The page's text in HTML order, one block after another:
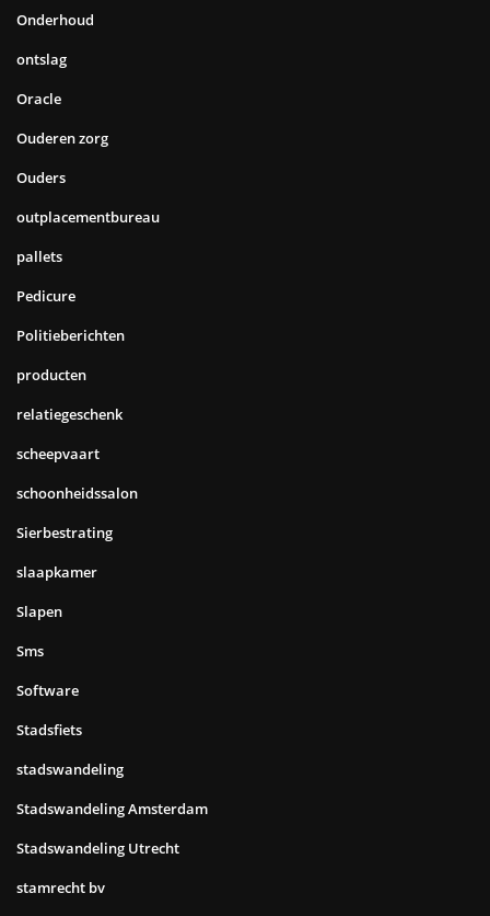
Onderhoud
ontslag
Oracle
Ouderen zorg
Ouders
outplacementbureau
pallets
Pedicure
Politieberichten
producten
relatiegeschenk
scheepvaart
schoonheidssalon
Sierbestrating
slaapkamer
Slapen
Sms
Software
Stadsfiets
stadswandeling
Stadswandeling Amsterdam
Stadswandeling Utrecht
stamrecht bv